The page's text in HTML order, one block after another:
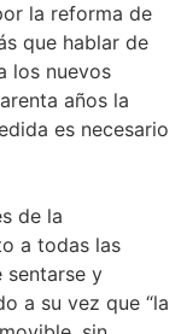
la reforma de
que hablar de
los nuevos
años la
es necesario
de la
a todas las
sentarse y
a su vez que “la